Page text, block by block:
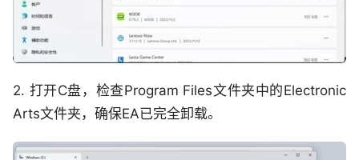
2. 打开C盘，检查Program Files文件夹中的Electronic
Arts文件夹，确保EA已完全卸载。